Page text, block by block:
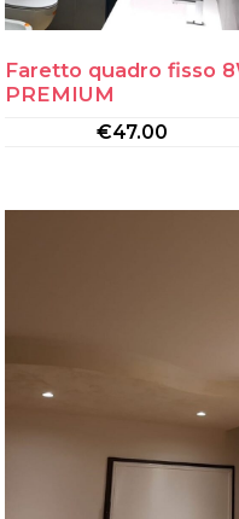
Faretto quadro fisso
PREMIUM
€47.00